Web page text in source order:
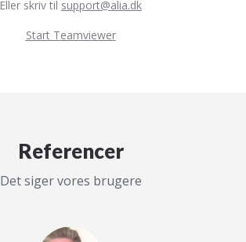
Eller skriv til support@alia.dk
Start Teamviewer
Referencer
Det siger vores brugere